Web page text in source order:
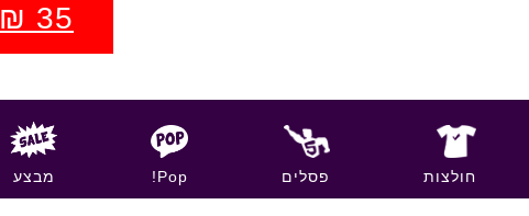
35
₪
חולצות פסלים Pop! מבצע